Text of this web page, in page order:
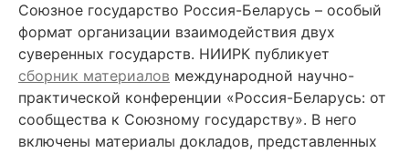
Союзное государство Россия-Беларусь – особый
формат организации взаимодействия двух
суверенных государств. НИИРК публикует
сборник материалов международной научно-
практической конференции «Россия-Беларусь: от
сообщества к Союзному государству». В него
включены материалы докладов, представленных